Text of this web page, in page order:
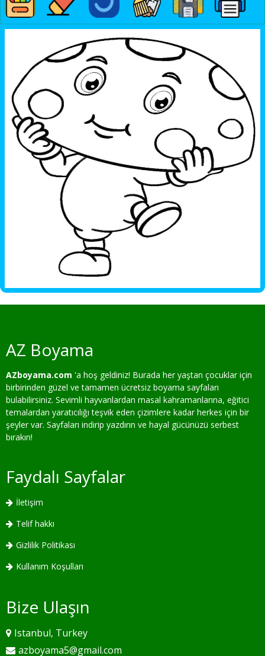
AZ Boyama
AZboyama.com 'a hoş geldiniz! Burada her yaştan çocuklar için
birbirinden güzel ve tamamen ücretsiz boyama sayfaları
bulabilirsiniz. Sevimli hayvanlardan masal kahramanlarına, eğitici
temalardan yaratıcılığı teşvik eden çizimlere kadar herkes için bir
şeyler var. Sayfaları indirip yazdırın ve hayal gücünüzü serbest
bırakın!
Faydalı Sayfalar
İletişim
Telif hakkı
Gizlilik Politikası
Kullanım Koşulları
Bize Ulaşın
Istanbul, Turkey
azboyama5@gmail.com